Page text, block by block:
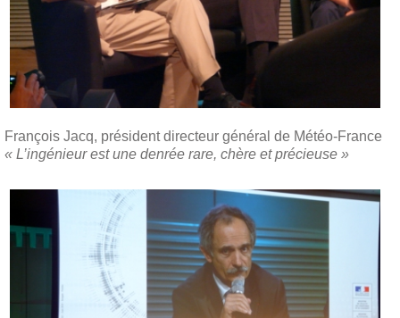
François Jacq, président directeur général de Météo-France
« L’ingénieur est une denrée rare, chère et précieuse »